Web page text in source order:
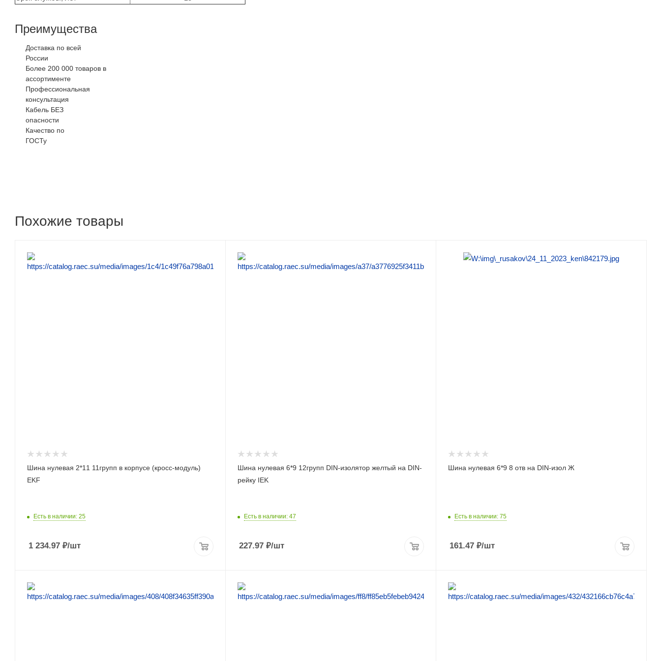
Преимущества
Доставка по всей
России
Более 200 000 товаров в
ассортименте
Профессиональная
консультация
Кабель БЕЗ
опасности
Качество по
ГОСТу
Похожие товары
Шина нулевая 2*11 11групп в корпусе (кросс-модуль)
EKF
Есть в наличии: 25
1 234.97 ₽/шт
Шина нулевая 6*9 12групп DIN-изолятор желтый на DIN-
рейку IEK
Есть в наличии: 47
227.97 ₽/шт
Шина нулевая 6*9 8 отв на DIN-изол Ж
Есть в наличии: 75
161.47 ₽/шт